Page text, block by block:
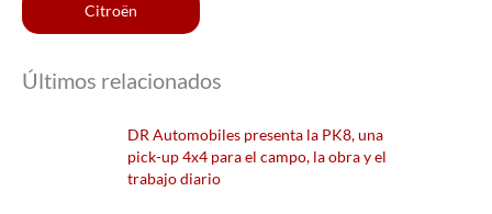
Citroën
Últimos relacionados
DR Automobiles presenta la PK8, una
pick-up 4x4 para el campo, la obra y el
trabajo diario